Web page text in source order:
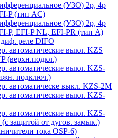
(УЗО) 2р, 4р
P (тип AС)
(УЗО) 2р, 4р
P, EFI-P NL, EFI-PR (тип A)
реле DIFO
автоматические выкл. KZS
(верхн.подкл.)
автоматические выкл. KZS-
подключ.)
автоматическе выкл. KZS-2M
автоматические выкл. KZS-
автоматические выкл. KZS-
защитой от дугов. замык.)
тока OSP-6)